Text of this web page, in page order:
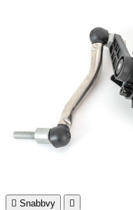
 Snabbvy 